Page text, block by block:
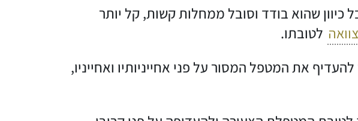
שהוא בודד וסובל ממחלות קשות, קל יותר
צוואה לטובתו.
את המטפל המסור על פני אחייניותיו ואחייניו,